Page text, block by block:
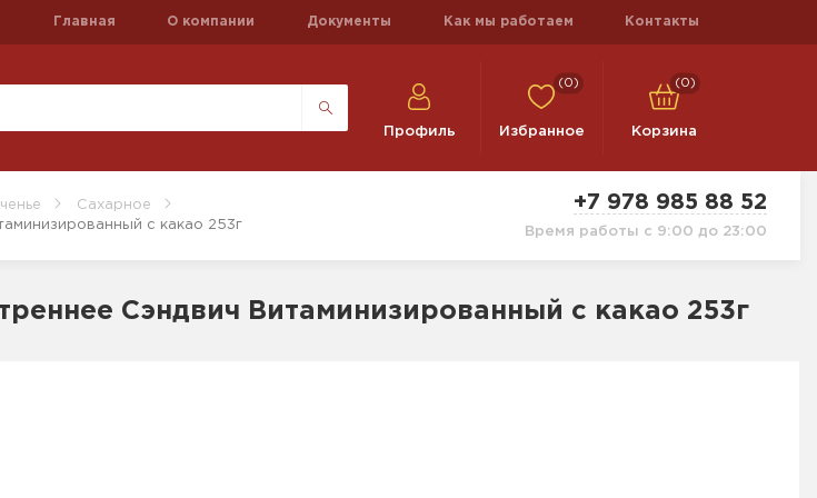
Главная О компании Документы Как мы работаем Контакты
Профиль
(0)
Избранное
(0)
Корзина
Сахарное
с какао 253г
+7 978 985 88 52
Время работы с 9:00 до 23:00
Сэндвич Витаминизированный с какао 253г